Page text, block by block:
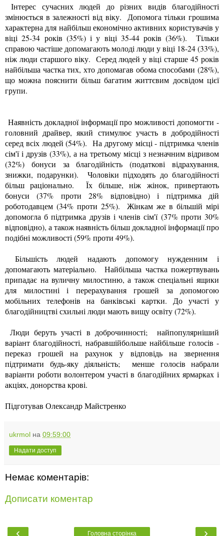
Інтерес сучасних людей до різних видів благодійності
змінюється в залежності від віку. Допомога тільки грошима
характерна для найбільш економічно активних користувачів у
віці 25-34 років (35%) і у віці 35-44 років (36%). Тільки
справою частіше допомагають молоді люди у віці 18-24 (33%),
ніж люди старшого віку. Серед людей у ​​віці старше 45 років
найбільша частка тих, хто допомагав обома способами (28%),
що можна пояснити більш багатим життєвим досвідом цієї
групи.
Наявність докладної інформації про можливості допомогти -
головний драйвер, який стимулює участь в добродійності
серед всіх людей (54%). На другому місці - підтримка членів
сім'ї і друзів (33%), а на третьому місці з незначним відривом
(32%) бонуси за благодійність (податкові відрахування,
знижки, подарунки). Чоловіки підходять до благодійності
більш раціонально. Їх більше, ніж жінок, привертають
бонуси (37% проти 28% відповідно) і підтримка дій
роботодавцем (34% проти 25%). Жінкам же в більшій мірі
допомогла б підтримка друзів і членів сім'ї (37% проти 30%
відповідно), а також наявність більш докладної інформації про
подібні можливості (59% проти 49%).
Більшість людей надають допомогу нужденним і
допомагають матеріально. Найбільша частка пожертвувань
припадає на вуличну милостиню, а також спеціальні ящики
для милостині і перерахування грошей за допомогою
мобільних телефонів на банківські картки. До участі у
благодійництві схильні люди мають вищу освіту (72%).
Люди беруть участі в доброчинності; найпопулярніший
варіант благодійності, набравшійбольше найбільше голосів -
переказ грошей на рахунок у відповідь на звернення
підтримати будь-яку діяльність; менше голосів набрали
варіанти роботи волонтером участі в благодійних ярмарках і
акціях, донорства крові.
Підготував Олександр Майстренко
ukrmol на 09:59:00
Надати доступ
Немає коментарів:
Дописати коментар
‹ ›
Головна сторінка